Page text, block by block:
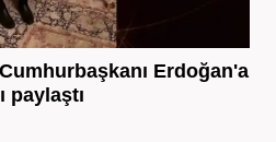
Cumhurbaşkanı Erdoğan'a
paylaştı